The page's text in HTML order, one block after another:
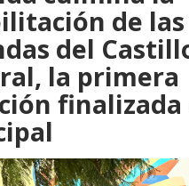
de las
del
la primera
finalizada